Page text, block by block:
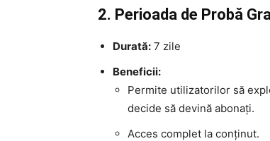
2. Perioada de Probă
Durată: 7 zile
Beneficii:
Permite utilizatorilor să
decide să devină abonați.
Acces complet la conținut.